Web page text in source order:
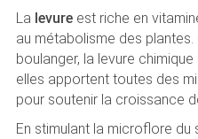
La levureest riche en
au métabolisme des
boulanger, la levure
elles apportent toutes des
pour soutenir la croissance
En stimulant la microflore